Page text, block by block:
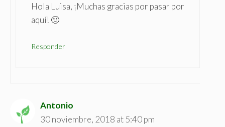
Hola Luisa, ¡Muchas gracias por pasar por
aquí! 🙂
Responder
Antonio
30 noviembre, 2018 at 5:40 pm